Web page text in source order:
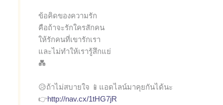
ข้อคิดของความรัก
คือถ้าจะรักใครสักคน
ให้รักคนที่เขารักเรา
และไม่ทำให้เรารู้สึกแย่
💑
😥ถ้าไม่สบายใจ 📱แอดไลน์มาคุยกันได้นะ
👉http://nav.cx/1tHG7jR